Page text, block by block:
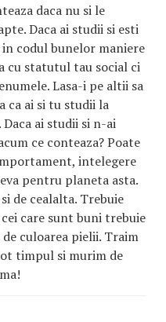
daca nu si le
Daca ai studii si esti
codul bunelor maniere
cu statutul tau social ci
Lasa-i pe altii sa
ca ai si tu studii la
ai studii si n-ai
ce conteaza? Poate
intelegere
pentru planeta asta.
de cealalta. Trebuie
care sunt buni trebuie
culoarea pielii. Traim
timpul si murim de